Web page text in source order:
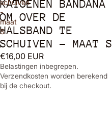
schuiven
-
maat
S
KATOENEN BANDANA
OM OVER DE
HALSBAND TE
SCHUIVEN - MAAT S
€16,00 EUR
Belastingen inbegrepen.
Verzendkosten worden berekend
bij de checkout.